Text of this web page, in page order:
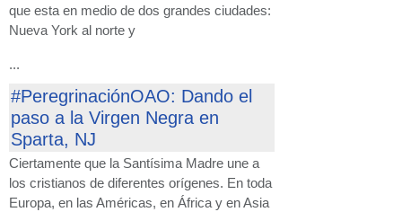
que esta en medio de dos grandes ciudades:
Nueva York al norte y
...
#PeregrinaciónOAO: Dando el
paso a la Virgen Negra en
Sparta, NJ
Ciertamente que la Santísima Madre une a
los cristianos de diferentes orígenes. En toda
Europa, en las Américas, en África y en Asia